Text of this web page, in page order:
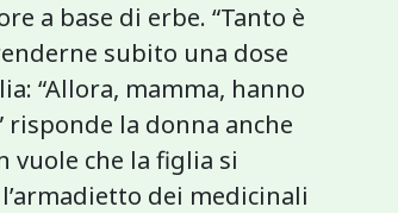
a base di erbe. “Tanto è
subito una dose
“Allora, mamma, hanno
risponde la donna anche
vuole che la figlia si
dei medicinali